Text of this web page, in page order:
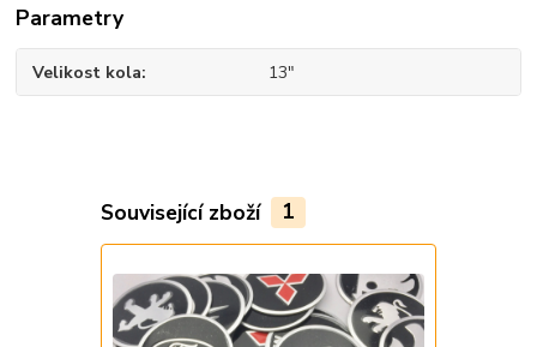
Parametry
Velikost kola 13"
Související zboží 1